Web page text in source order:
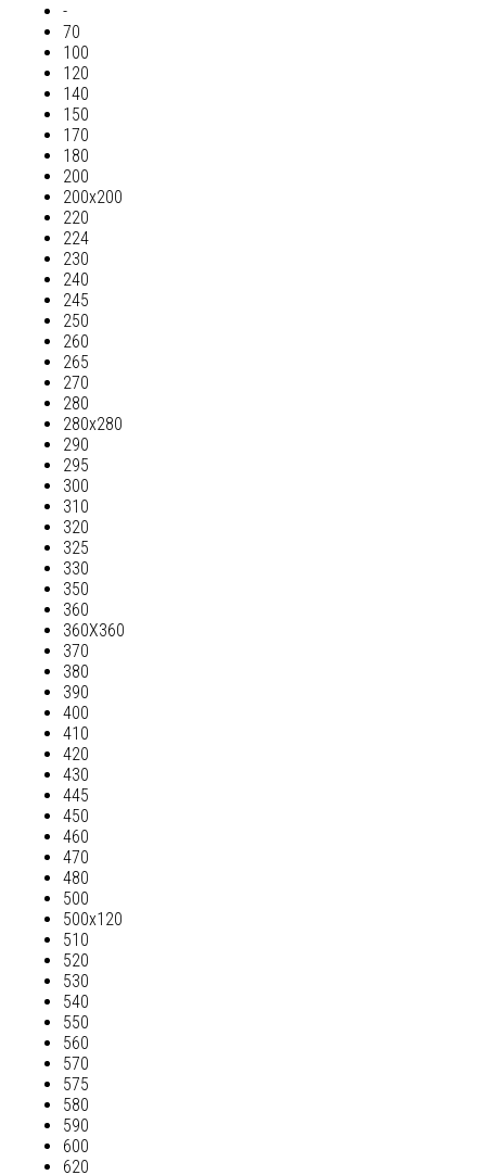
-
70
100
120
140
150
170
180
200
200х200
220
224
230
240
245
250
260
265
270
280
280х280
290
295
300
310
320
325
330
350
360
360Х360
370
380
390
400
410
420
430
445
450
460
470
480
500
500х120
510
520
530
540
550
560
570
575
580
590
600
620